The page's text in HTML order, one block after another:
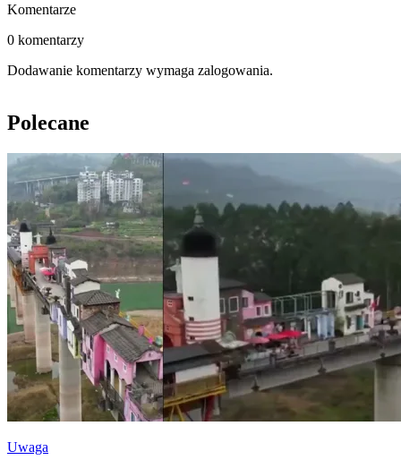
Komentarze
0 komentarzy
Dodawanie komentarzy wymaga zalogowania.
Polecane
Uwaga